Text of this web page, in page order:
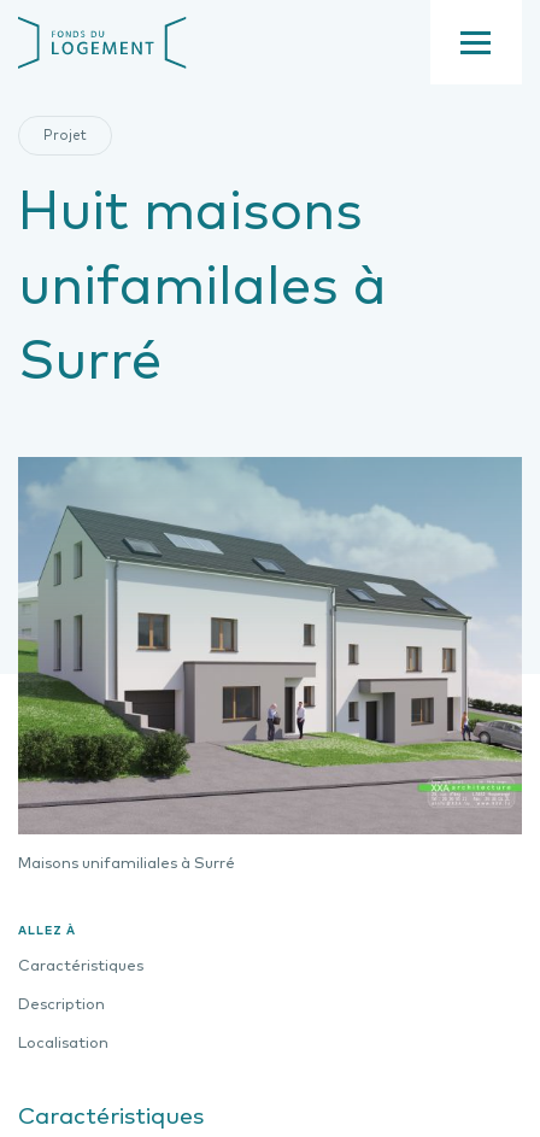
contenu
Projet
Huit maisons
unifamilales à
Surré
Maisons unifamiliales à Surré
ALLEZ À
Caractéristiques
Description
Localisation
Caractéristiques